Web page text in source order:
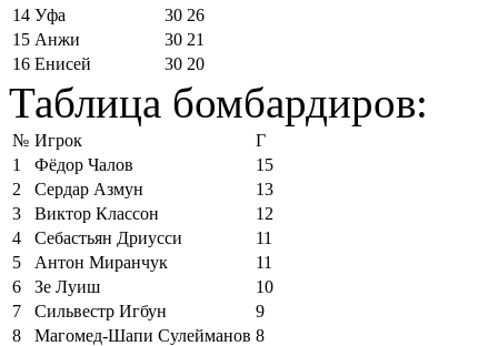
14 Уфа 30 26
15 Анжи 30 21
16 Енисей 30 20
Таблица бомбардиров:
№ Игрок
Г
1
Фёдор Чалов
15
2
Сердар Азмун
13
3
Виктор Классон
12
4
Себастьян Дриусси
11
5
Антон Миранчук
11
6
Зе Луиш
10
7
Сильвестр Игбун
9
8
Магомед-Шапи Сулейманов 8